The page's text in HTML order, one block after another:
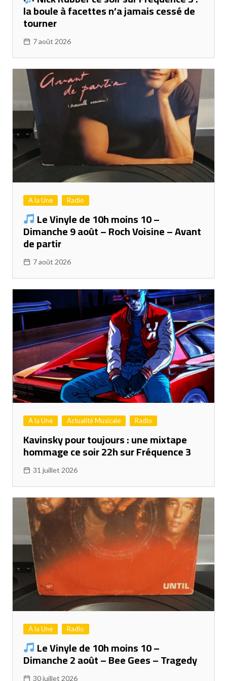
la boule à facettes n’a jamais cessé de
tourner
7 août 2026
A la Une Radio
Le Vinyle de 10h moins 10 –
Dimanche 9 août – Roch Voisine – Avant
de partir
7 août 2026
A la Une Actualité Musicale Radio
Kavinsky pour toujours : une mixtape
hommage ce soir 22h sur Fréquence 3
31 juillet 2026
A la Une Radio
Le Vinyle de 10h moins 10 –
Dimanche 2 août – Bee Gees – Tragedy
30 juillet 2026